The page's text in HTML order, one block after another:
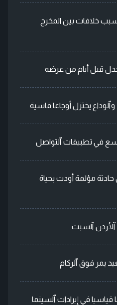
خلافات بين المخرج
قبل أيام من عرضه
يختزل أوجاعا قاسية
في تطبيقات ٱلتواصل
مؤلمة أودت بحياة
ٱلسبت
يمر فوق ٱلركام
في إيرادات ٱلسينما